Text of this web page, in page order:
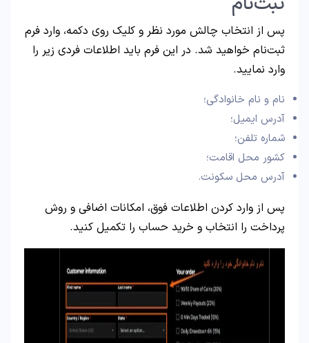
پس از انتخاب چالش مورد نظر و کلیک روی دکمه، وارد فرم
ثبت‌نام خواهید شد. در این فرم باید اطلاعات فردی زیر را
وارد نمایید.
نام و نام خانوادگی؛
آدرس ایمیل؛
شماره تلفن؛
کشور محل اقامت؛
آدرس محل سکونت.
پس از وارد کردن اطلاعات فوق، امکانات اضافی و روش
پرداخت را انتخاب و خرید حساب را تکمیل کنید.